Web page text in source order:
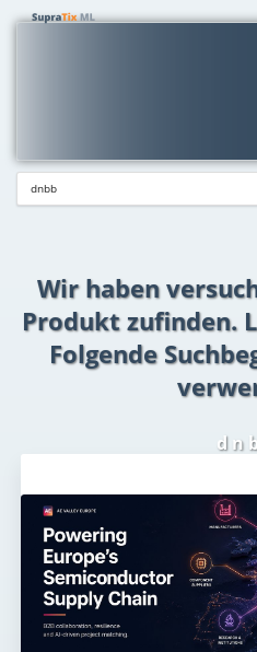
Wir haben
Produkt zufinden.
Folgende
d n